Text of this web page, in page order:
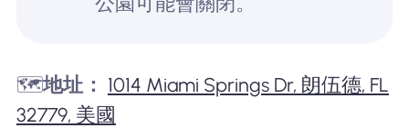
🗺️地址： 1014 Miami Springs Dr, 朗伍德, FL
32779, 美國